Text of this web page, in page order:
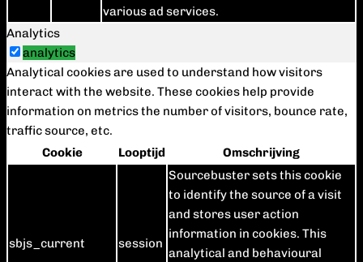
various ad services.
Analytics
analytics
Analytical cookies are used to understand how visitors
interact with the website. These cookies help provide
information on metrics the number of visitors, bounce rate,
traffic source, etc.
Cookie
Looptijd Omschrijving
sbjs_current session
Sourcebuster sets this cookie
to identify the source of a visit
and stores user action
information in cookies. This
analytical and behavioural